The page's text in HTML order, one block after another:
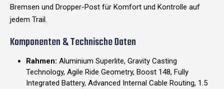
Bremsen und Dropper-Post für Komfort und Kontrolle auf
jedem Trail.
Komponenten & Technische Daten
Rahmen: Aluminium Superlite, Gravity Casting
Technology, Agile Ride Geometry, Boost 148, Fully
Integrated Battery, Advanced Internal Cable Routing, 1.5